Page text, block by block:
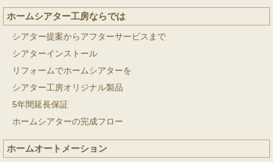
ホームシアター工房ならでは
シアター提案からアフターサービスまで
シアターインストール
リフォームでホームシアターを
シアター工房オリジナル製品
5年間延長保証
ホームシアターの完成フロー
ホームオートメーション